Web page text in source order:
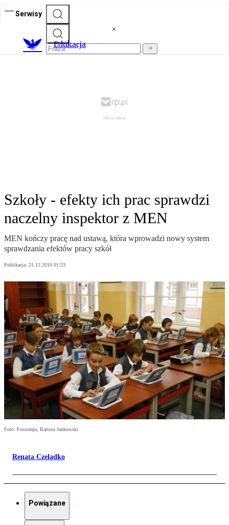
Serwisy
Edukacja
Szkoły - efekty ich prac sprawdzi
naczelny inspektor z MEN
MEN kończy pracę nad ustawą, która wprowadzi nowy system
sprawdzania efektów pracy szkół
Publikacja: 21.12.2010 01:23
Foto: Fotorzepa, Bartosz Jankowski
Renata Czeladko
Powiązane